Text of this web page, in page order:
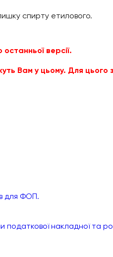
спирту етилового.
останньої версії.
Вам у цьому. Для
для ФОП.
накладної та